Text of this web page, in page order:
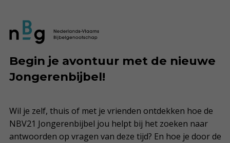
Begin je avontuur met de nieuwe
Jongerenbijbel!
Wil je zelf, thuis of met je vrienden ontdekken hoe de
NBV21 Jongerenbijbel jou helpt bij het zoeken naar
antwoorden op vragen van deze tijd? En hoe je door de